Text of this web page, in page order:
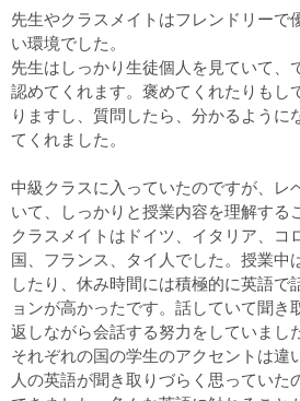
先生やクラスメイトはフレンドリーで
い環境でした。
先生はしっかり生徒個人を見ていて、
認めてくれます。褒めてくれたりもし
りますし、質問したら、分かるように
てくれました。
中級クラスに入っていたのですが、レ
いて、しっかりと授業内容を理解する
クラスメイトはドイツ、イタリア、コ
国、フランス、タイ人でした。授業中
したり、休み時間には積極的に英語で
ョンが高かったです。話していて聞き
返しながら会話する努力をしていまし
それぞれの国の学生のアクセントは違
人の英語が聞き取りづらく思っていた